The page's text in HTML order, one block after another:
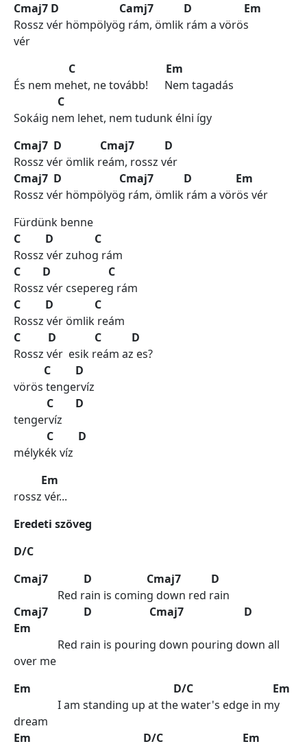
Cmaj7 D Camj7 D Em
Rossz vér hömpölyög rám, ömlik rám a vörös
vér
C Em
És nem mehet, ne tovább! Nem tagadás
C
Sokáig nem lehet, nem tudunk élni így
Cmaj7 D Cmaj7 D
Rossz vér ömlik reám, rossz vér
Cmaj7 D Cmaj7 D Em
Rossz vér hömpölyög rám, ömlik rám a vörös vér
Fürdünk benne
C D C
Rossz vér zuhog rám
C D C
Rossz vér csepereg rám
C D C
Rossz vér ömlik reám
C D C D
Rossz vér esik reám az es?
C D
vörös tengervíz
C D
tengervíz
C D
mélykék víz
Em
rossz vér...
Eredeti szöveg
D/C
Cmaj7 D Cmaj7 D
Red rain is coming down red rain
Cmaj7 D Cmaj7 D
Em
Red rain is pouring down pouring down all
over me
Em D/C Em
I am standing up at the water's edge in my
dream
Em D/C Em